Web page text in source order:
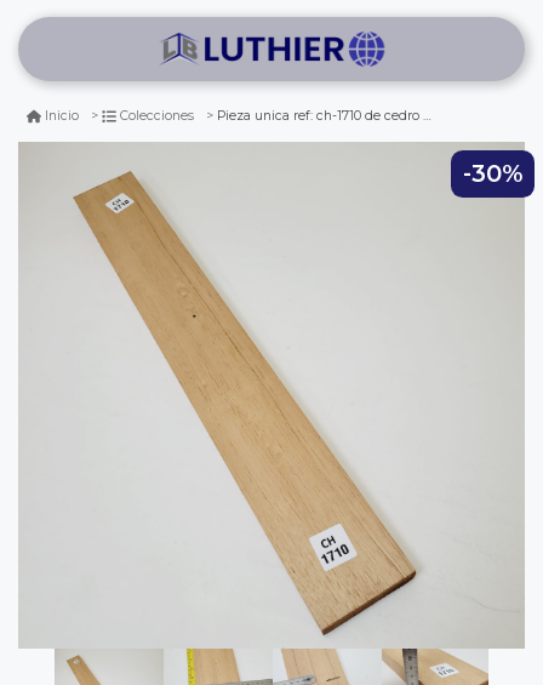
Inicio Colecciones Pieza unica ref: ch-1710 de cedro honduras standard para mastil de guitarra
-30%